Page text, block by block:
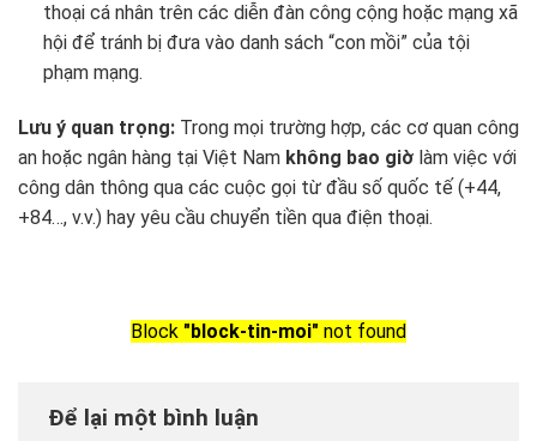
thoại cá nhân trên các diễn đàn công cộng hoặc mạng xã
hội để tránh bị đưa vào danh sách “con mồi” của tội
phạm mạng.
Lưu ý quan trọng: Trong mọi trường hợp, các cơ quan công
an hoặc ngân hàng tại Việt Nam không bao giờ làm việc với
công dân thông qua các cuộc gọi từ đầu số quốc tế (+44,
+84…, v.v.) hay yêu cầu chuyển tiền qua điện thoại.
Block "block-tin-moi" not found
Để lại một bình luận